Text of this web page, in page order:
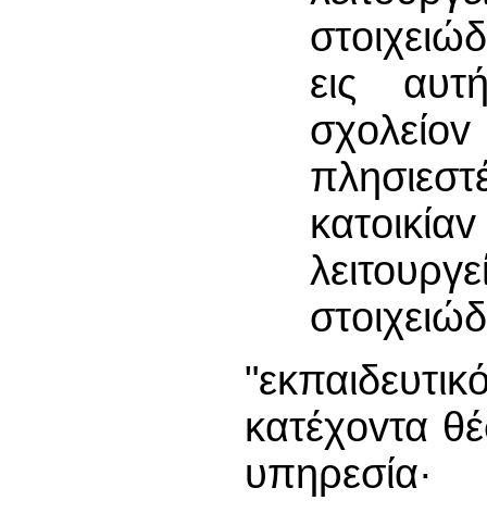
εις
κατέχovτα
υπηρεσία·